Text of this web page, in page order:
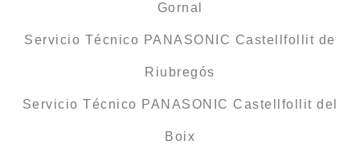
Gornal
Servicio Técnico PANASONIC Castellfollit de
Riubregós
Servicio Técnico PANASONIC Castellfollit del
Boix